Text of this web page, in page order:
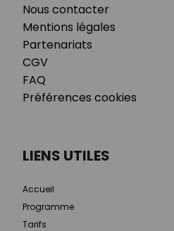
Nous contacter
Mentions légales
Partenariats
CGV
FAQ
Préférences cookies
LIENS UTILES
Accueil
Programme
Tarifs